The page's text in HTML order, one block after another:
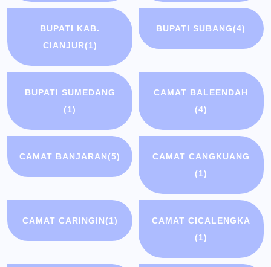
BUPATI KAB.
CIANJUR(1)
BUPATI SUBANG(4)
BUPATI SUMEDANG
(1)
CAMAT BALEENDAH
(4)
CAMAT BANJARAN(5)
CAMAT CANGKUANG
(1)
CAMAT CARINGIN(1)
CAMAT CICALENGKA
(1)